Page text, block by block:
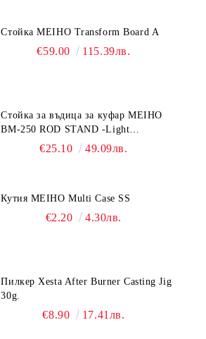
Стойка MEIHO Transform Board A
€59.00 115.39лв.
Стойка за въдица за куфар MEIHO
BM-250 ROD STAND -Light
Blue/Black color
€25.10 49.09лв.
Кутия MEIHO Multi Case SS
€2.20 4.30лв.
Пилкер Xesta After Burner Casting Jig
30g.
€8.90 17.41лв.